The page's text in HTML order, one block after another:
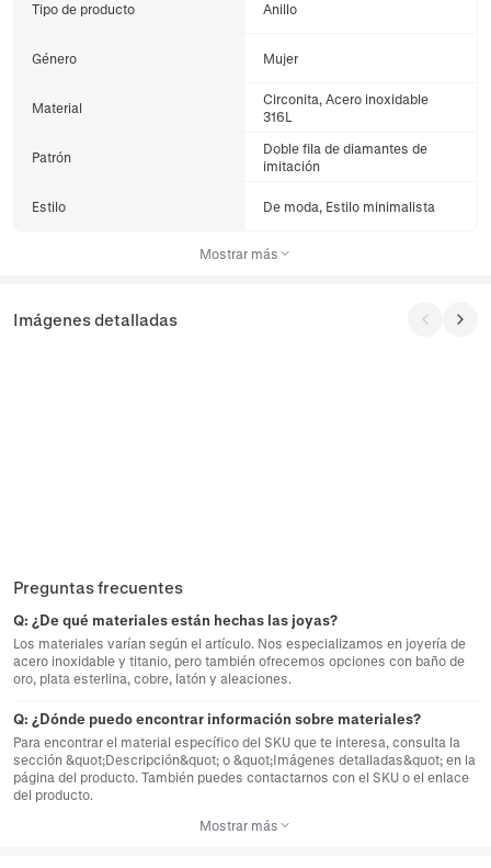
Tipo de producto Anillo
Género Mujer
Material
Circonita, Acero inoxidable
316L
Patrón
Doble fila de diamantes de
imitación
Estilo De moda, Estilo minimalista
Mostrar más
Imágenes detalladas
Preguntas frecuentes
Q: ¿De qué materiales están hechas las joyas?
Los materiales varían según el artículo. Nos especializamos en joyería de
acero inoxidable y titanio, pero también ofrecemos opciones con baño de
oro, plata esterlina, cobre, latón y aleaciones.
Q: ¿Dónde puedo encontrar información sobre materiales?
Para encontrar el material específico del SKU que te interesa, consulta la
sección &quot;Descripción&quot; o &quot;Imágenes detalladas&quot; en la
página del producto. También puedes contactarnos con el SKU o el enlace
del producto.
Mostrar más